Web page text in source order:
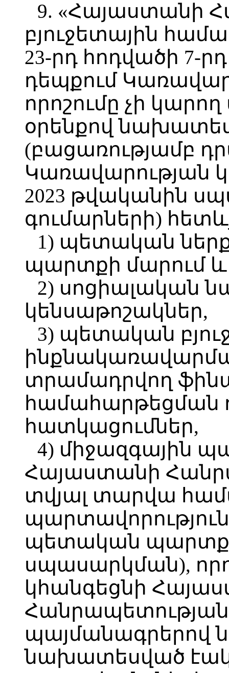
9. «Հայաստանի
բյուջետային
23-րդ հոդվածի
դեպքում
որոշումը չի կարող
օրենքով
(բացառությամբ
Կառավարության
2023 թվականին
գումարների)
1) պետական
պարտքի մարում
2) սոցիալական
կենսաթոշակներ,
3) պետական
տրամադրվող
համահարթեցման
հատկացումներ,
4) միջազգային
Հայաստանի
տվյալ տարվա
պետական
սպասարկման),
կհանգեցնի
պայմանագրերով
նախատեսված